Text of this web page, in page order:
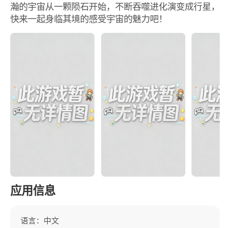
瀚的宇宙从一颗陨石开始，不断吞噬进化演变成行星，
快来一起身临其境的感受宇宙的魅力吧！
应用信息
语言：中文